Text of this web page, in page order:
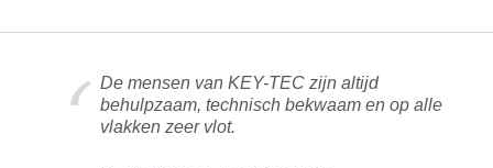
De mensen van KEY-TEC zijn altijd
behulpzaam, technisch bekwaam en op alle
vlakken zeer vlot.